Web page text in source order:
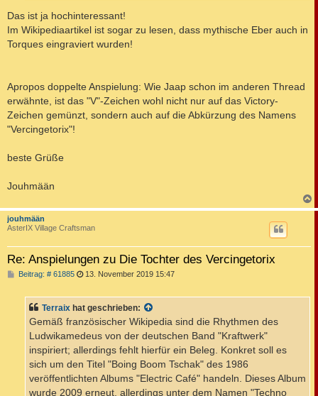
Das ist ja hochinteressant!
Im Wikipediaartikel ist sogar zu lesen, dass mythische Eber auch in
Torques eingraviert wurden!
Apropos doppelte Anspielung: Wie Jaap schon im anderen Thread
erwähnte, ist das "V"-Zeichen wohl nicht nur auf das Victory-
Zeichen gemünzt, sondern auch auf die Abkürzung des Namens
"Vercingetorix"!
beste Grüße
Jouhmään
a
jouhmään
AsterIX Village Craftsman
Re: Anspielungen zu Die Tochter des Vercingetorix
Beitrag: # 61885B
r
a
13. November 2019 15:47
Terraix hat geschrieben:
Gemäß französischer Wikipedia sind die Rhythmen des
Ludwikamedeus von der deutschen Band "Kraftwerk"
inspiriert; allerdings fehlt hierfür ein Beleg. Konkret soll es
sich um den Titel "Boing Boom Tschak" des 1986
veröffentlichten Albums "Electric Café" handeln. Dieses Album
wurde 2009 erneut, allerdings unter dem Namen "Techno